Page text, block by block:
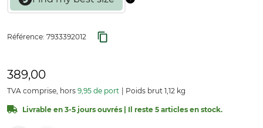
Référence: 7933392012
389,00
TVA comprise, hors 9,95 de port Poids brut 1,12 kg
Livrable en 3-5 jours ouvrés | Il reste 5 articles en stock.